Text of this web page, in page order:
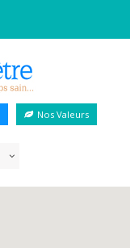
Nos Valeurs